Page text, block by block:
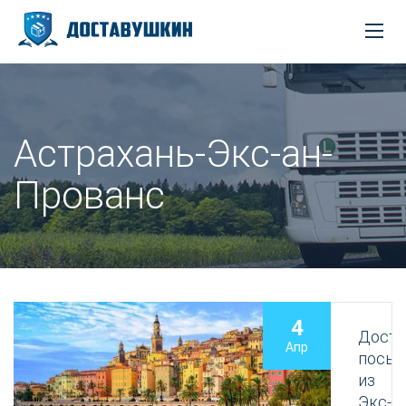
Астрахань-Экс-ан-
Прованс
4
Апр
из
Экс-